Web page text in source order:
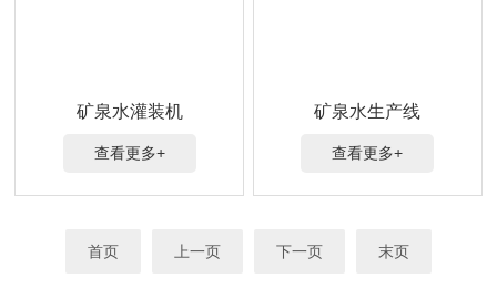
矿泉水灌装机
查看更多+
矿泉水生产线
查看更多+
首页 上一页 下一页 末页